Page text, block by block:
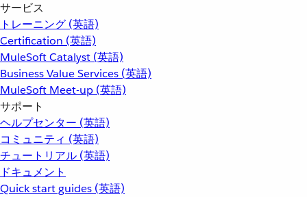
サービス
トレーニング (英語)
Certification (英語)
MuleSoft Catalyst (英語)
Business Value Services (英語)
MuleSoft Meet-up (英語)
サポート
ヘルプセンター (英語)
コミュニティ (英語)
チュートリアル (英語)
ドキュメント
Quick start guides (英語)